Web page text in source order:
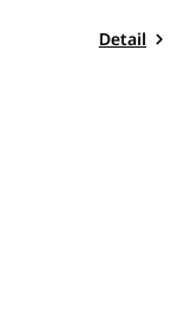
Detail